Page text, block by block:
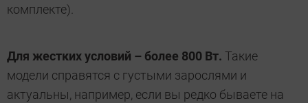
комплекте).
Для жестких условий – более 800 Вт. Такие
модели справятся с густыми зарослями и
актуальны, например, если вы редко бываете на